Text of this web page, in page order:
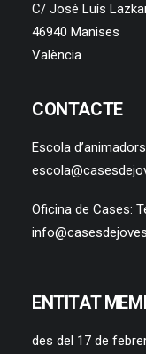
C/ José Luís
46940 Manises
València
CONTACTE
Escola
Oficina de Cases:
ENTITAT
des del 17 de